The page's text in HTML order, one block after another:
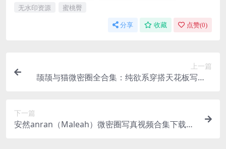
无水印资源
蜜桃臀
分享 收藏 点赞(0)
上一篇
颉颉与猫微密圈全合集：纯欲系穿搭天花板写真&
下一篇
安然anran（Maleah）微密圈写真视频合集下载